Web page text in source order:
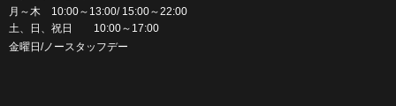
月～木 10:00～13:00/ 15:00～22:00
土、日、祝日 10:00～17:00
金曜日/ノースタッフデー